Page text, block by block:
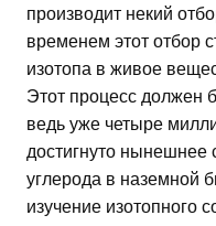
производит некий
временем этот отбор
изотопа в живое
Этот процесс должен
ведь уже четыре
достигнуто нынешнее
углерода в наземной
изучение изотопного